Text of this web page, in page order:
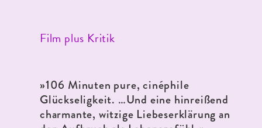
Film plus Kritik
»106 Minuten pure, cinéphile
Glückseligkeit. …Und eine hinreißend
charmante, witzige Liebeserklärung an